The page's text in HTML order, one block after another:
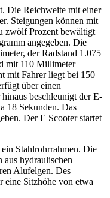
Die Reichweite mit einer
Steigungen können mit
zwölf Prozent bewältigt
angegeben. Die
der Radstand 1.075
mit 110 Millimeter
mit Fahrer liegt bei 150
über einen
beschleunigt der E-
18 Sekunden. Das
Der E Scooter startet
Stahlrohrrahmen. Die
aus hydraulischen
Alufelgen. Des
eine Sitzhöhe von etwa